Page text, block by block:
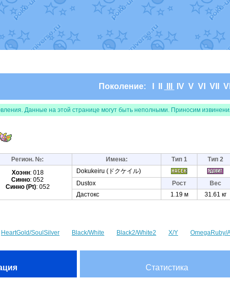
отRandomon
в фанарте.
в фанарте.
в фанарте.
в фанарте.
в фанарте.
Поколение: IV V VI VII
Данные на этой странице могут быть неполными. Приносим
Регион. №: Имена: Тип 1
Тип 2
Хоэнн: 018
Синно: 052
Синно (Pt): 052
Dokukeiru (ドクケイル)
Dustox
Рост
Вес
Дастокс
1.19 м 31.61 кг
HeartGold/SoulSilver Black/White Black2/White2 X/Y OmegaRuby/
Статистика